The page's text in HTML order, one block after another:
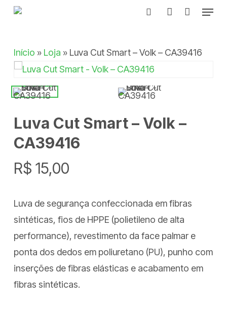
Skip
content
Menu
Início » Loja » Luva Cut Smart – Volk – CA39416
Luva Cut Smart – Volk –
CA39416
R$ 15,00
Luva de segurança confeccionada em fibras
sintéticas, fios de HPPE (polietileno de alta
performance), revestimento da face palmar e
ponta dos dedos em poliuretano (PU), punho com
inserções de fibras elásticas e acabamento em
fibras sintéticas.
Menu